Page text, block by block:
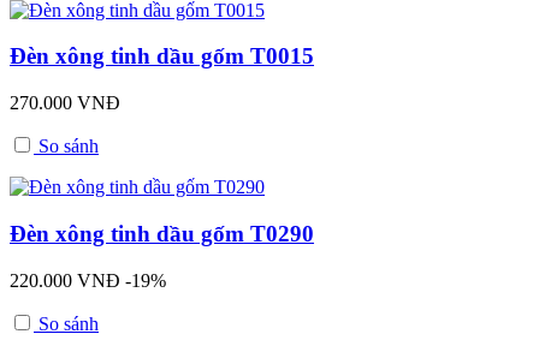
Đèn xông tinh dầu gốm T0015
270.000 VNĐ
So sánh
Đèn xông tinh dầu gốm T0290
220.000 VNĐ -19%
So sánh